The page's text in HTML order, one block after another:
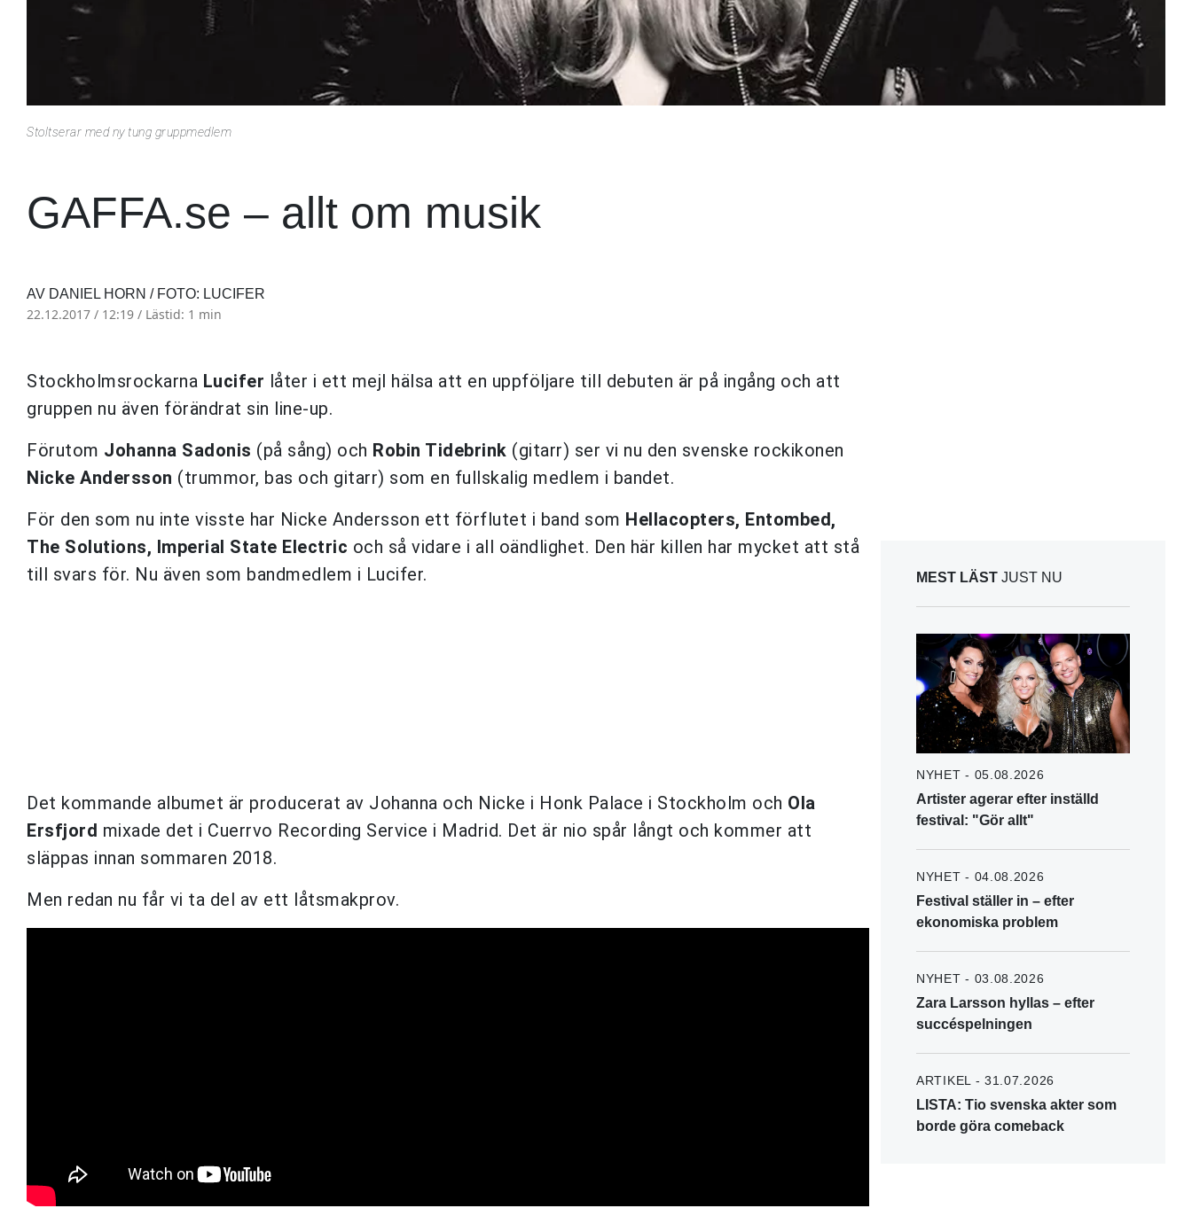
Stoltserar med ny tung gruppmedlem
GAFFA.se – allt om musik
AV DANIEL HORN / FOTO: LUCIFER
22.12.2017 / 12:19 / Lästid: 1 min
Stockholmsrockarna Lucifer låter i ett mejl hälsa att en uppföljare till debuten är på ingång och att
gruppen nu även förändrat sin line-up.
Förutom Johanna Sadonis (på sång) och Robin Tidebrink (gitarr) ser vi nu den svenske rockikonen
Nicke Andersson (trummor, bas och gitarr) som en fullskalig medlem i bandet.
För den som nu inte visste har Nicke Andersson ett förflutet i band som Hellacopters, Entombed,
The Solutions, Imperial State Electric och så vidare i all oändlighet. Den här killen har mycket att stå
till svars för. Nu även som bandmedlem i Lucifer.
Det kommande albumet är producerat av Johanna och Nicke i Honk Palace i Stockholm och Ola
Ersfjord mixade det i Cuerrvo Recording Service i Madrid. Det är nio spår långt och kommer att
släppas innan sommaren 2018.
Men redan nu får vi ta del av ett låtsmakprov.
MEST LÄST JUST NU
NYHET - 05.08.2026
Artister agerar efter inställd
festival: "Gör allt"
NYHET - 04.08.2026
Festival ställer in – efter
ekonomiska problem
NYHET - 03.08.2026
Zara Larsson hyllas – efter
succéspelningen
ARTIKEL - 31.07.2026
LISTA: Tio svenska akter som
borde göra comeback